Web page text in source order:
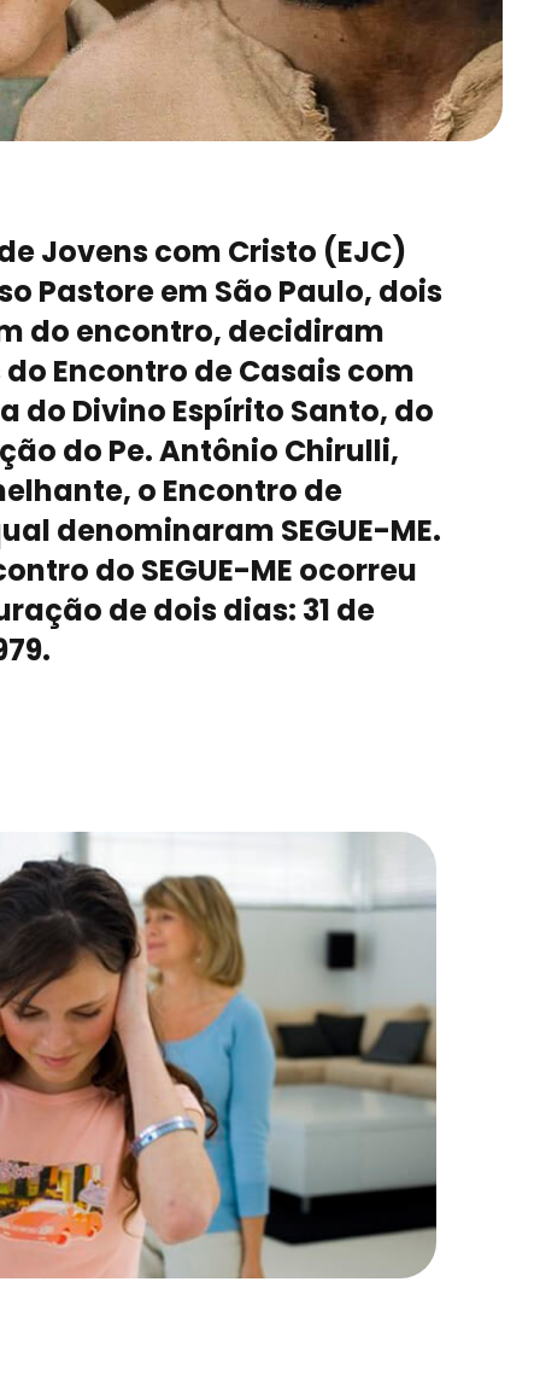
Jovens com Cristo (EJC)
Pastore em São Paulo, dois
do encontro, decidiram
Encontro de Casais com
do Divino Espírito Santo, do
do Pe. Antônio Chirulli,
o Encontro de
denominaram SEGUE-ME.
do SEGUE-ME ocorreu
de dois dias: 31 de